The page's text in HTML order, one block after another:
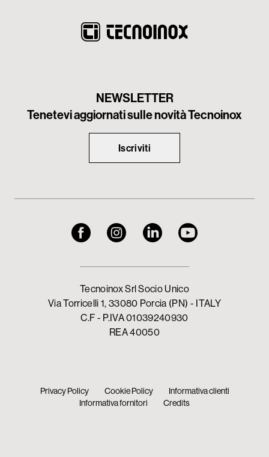
NEWSLETTER
Tenetevi aggiornati sulle novità Tecnoinox
Iscriviti
Tecnoinox Srl Socio Unico
Via Torricelli 1, 33080 Porcia (PN) - ITALY
C.F - P.IVA 01039240930
REA 40050
Privacy Policy Cookie Policy
Informativa clienti
Informativa fornitori
Credits